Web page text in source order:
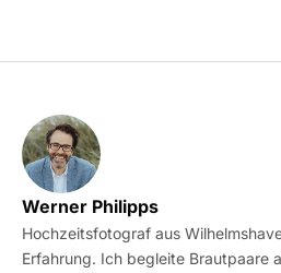
Werner Philipps
Hochzeitsfotograf aus
Erfahrung. Ich begleite Brautpaare